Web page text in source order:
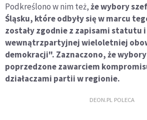
Podkreślono w nim też,że wybory
Śląsku, które odbyły się w marcu
zostały zgodnie z zapisami statutu
wewnątrzpartyjnej wieloletniej
demokracji". Zaznaczono, że
poprzedzone zawarciem
działaczami partii w regionie.
DEON.PL POLECA